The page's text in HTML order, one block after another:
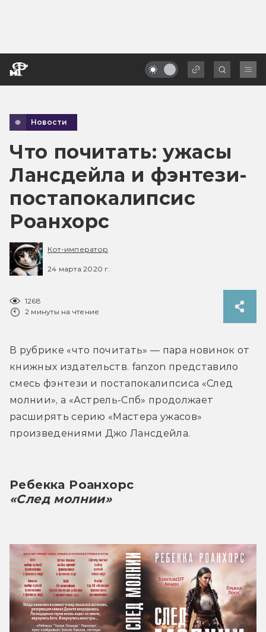
Новости
Что почитать: ужасы
Лансдейла и фэнтези-
постапокалипсис
Роанхорс
Кот-император
24 марта 2020 г.
1268
2 минуты на чтение
В рубрике «что почитать» — пара новинок от
книжных издательств. fanzon представило
смесь фэнтези и постапокалипсиса «След
молнии», а «Астрель-Спб» продолжает
расширять серию «Мастера ужасов»
произведениями Джо Лансдейла.
Ребекка Роанхорс
«След молнии»